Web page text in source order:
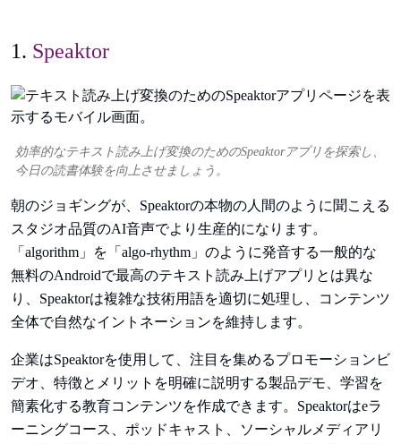
1. Speaktor
効率的なテキスト読み上げ変換のためのSpeaktorアプリを探索し、
今日の読書体験を向上させましょう。
朝のジョギングが、Speaktorの本物の人間のように聞こえる
スタジオ品質のAI音声でより生産的になります。
「algorithm」を「algo-rhythm」のように発音する一般的な
無料のAndroidで最高のテキスト読み上げアプリとは異な
り、Speaktorは複雑な技術用語を適切に処理し、コンテンツ
全体で自然なイントネーションを維持します。
企業はSpeaktorを使用して、注目を集めるプロモーションビ
デオ、特徴とメリットを明確に説明する製品デモ、学習を
簡素化する教育コンテンツを作成できます。Speaktorはeラ
ーニングコース、ポッドキャスト、ソーシャルメディアリ